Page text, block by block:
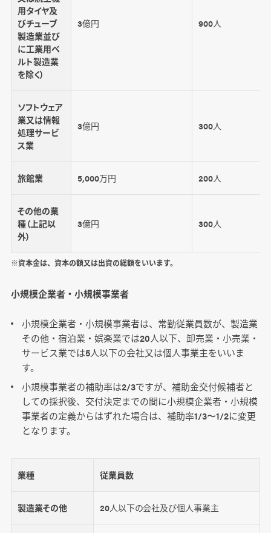
用タイヤ及
びチューブ
製造業並び
に工業用ベ
ルト製造業
を除く）
3億円 900人
ソフトウェア
業又は情報
処理サービ
ス業
3億円 300人
旅館業 5,000万円 200人
その他の業
種（上記以
外）
3億円 300人
※資本金は、資本の額又は出資の総額をいいます。
小規模企業者・小規模事業者
小規模企業者・小規模事業者は、常勤従業員数が、製造業
その他・宿泊業・娯楽業では20人以下、卸売業・小売業・
サービス業では5人以下の会社又は個人事業主をいいま
す。
小規模事業者の補助率は2/3ですが、補助金交付候補者と
しての採択後、交付決定までの間に小規模企業者・小規模
事業者の定義からはずれた場合は、補助率1/3〜1/2に変更
となります。
業種 従業員数
製造業その他 20人以下の会社及び個人事業主